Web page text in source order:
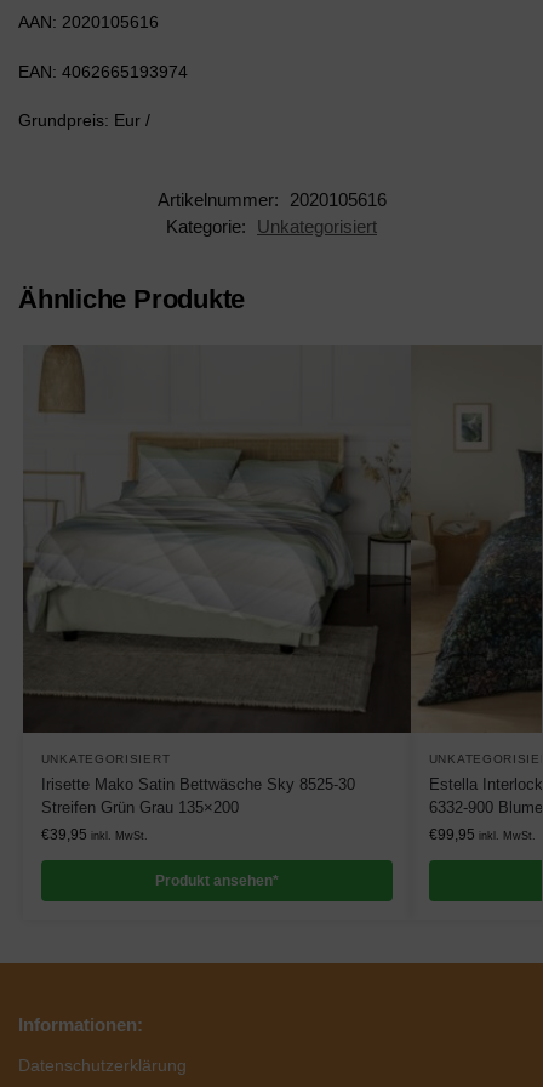
AAN: 2020105616
EAN: 4062665193974
Grundpreis: Eur /
Artikelnummer:
2020105616
Kategorie:
Unkategorisiert
Ähnliche Produkte
UNKATEGORISIERT
Irisette Mako Satin Bettwäsche Sky 8525-30
Streifen Grün Grau 135×200
€39,95 inkl. MwSt.
Produkt ansehen*
Estella
6332-900
€99,95 inkl. MwSt.
Informationen:
Datenschutzerklärung